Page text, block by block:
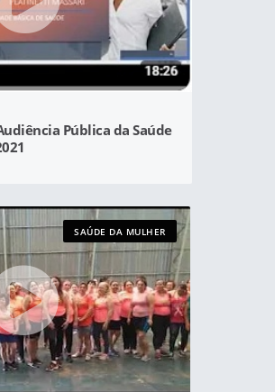
Pública da Saúde
SAÚDE DA MULHER